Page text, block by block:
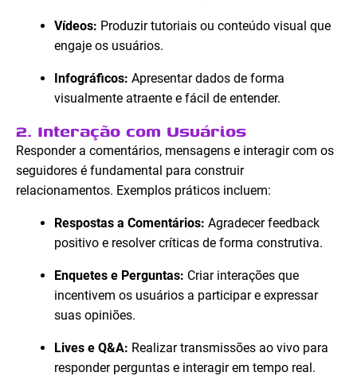
Vídeos: Produzir tutoriais ou conteúdo visual que
engaje os usuários.
Infográficos: Apresentar dados de forma
visualmente atraente e fácil de entender.
2. Interação com Usuários
Responder a comentários, mensagens e interagir com os
seguidores é fundamental para construir
relacionamentos. Exemplos práticos incluem:
Respostas a Comentários: Agradecer feedback
positivo e resolver críticas de forma construtiva.
Enquetes e Perguntas: Criar interações que
incentivem os usuários a participar e expressar
suas opiniões.
Lives e Q&A: Realizar transmissões ao vivo para
responder perguntas e interagir em tempo real.